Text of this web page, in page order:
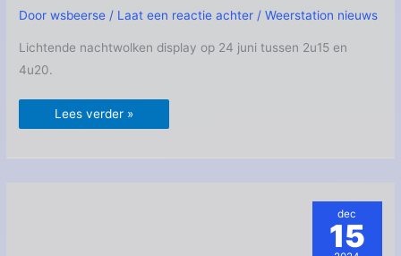
Doorwsbeerse/ Laat een reactie achter /Weerstation nieuws
Lichtende nachtwolken display op 24 juni tussen 2u15 en
4u20.
Lees verder »
dec
15